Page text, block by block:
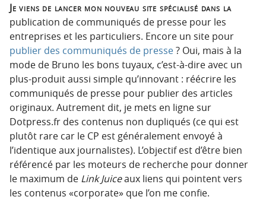
i
p
a
l
e
Je viens de lancer mon nouveau site spécialisé dans la
publication de communiqués de presse pour les
entreprises et les particuliers. Encore un site pour
publier des communiqués de presse? Oui, mais à la
mode de Bruno les bons tuyaux, c’est-à-dire avec un
plus-produit aussi simple qu’innovant : réécrire les
communiqués de presse pour publier des articles
originaux. Autrement dit, je mets en ligne sur
Dotpress.fr des contenus non dupliqués (ce qui est
plutôt rare car le CP est généralement envoyé à
l’identique aux journalistes). L’objectif est d’être bien
référencé par les moteurs de recherche pour donner
le maximum de Link Juiceaux liens qui pointent vers
les contenus «corporate» que l’on me confie.